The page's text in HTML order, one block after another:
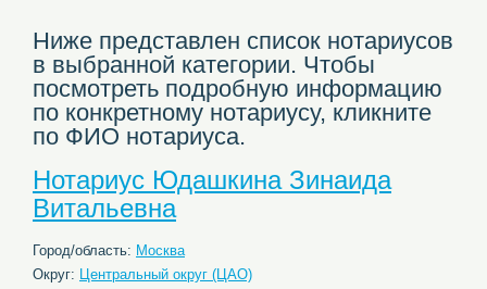
Ниже представлен список нотариусов
в выбранной категории. Чтобы
посмотреть подробную информацию
по конкретному нотариусу, кликните
по ФИО нотариуса.
Нотариус Юдашкина Зинаида
Витальевна
Город/область: Москва
Округ: Центральный округ (ЦАО)